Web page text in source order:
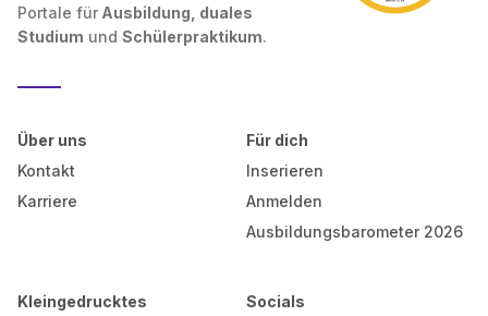
Portale für Ausbildung, duales
Studium und Schülerpraktikum.
Über uns
Kontakt
Karriere
Für dich
Inserieren
Anmelden
Ausbildungsbarometer 2026
Kleingedrucktes
Socials